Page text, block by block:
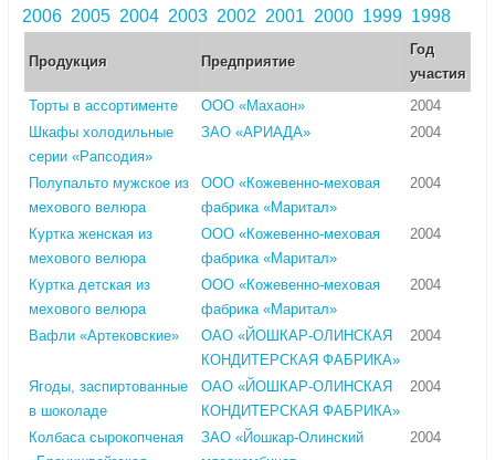
2006 2005 2004 2003 2002 2001 2000 1999 1998
Продукция Предприятие
Год
участия
Торты в ассортименте
ООО «Махаон»
2004
Шкафы холодильные
серии «Рапсодия»
ЗАО «АРИАДА» 2004
Полупальто мужское из
мехового велюра
ООО «Кожевенно-меховая
фабрика «Маритал»
2004
Куртка женская из
мехового велюра
ООО «Кожевенно-меховая
фабрика «Маритал»
2004
Куртка детская из
мехового велюра
ООО «Кожевенно-меховая
фабрика «Маритал»
2004
Вафли «Артековские»
ОАО «ЙОШКАР-ОЛИНСКАЯ
КОНДИТЕРСКАЯ ФАБРИКА»
2004
Ягоды, заспиртованные
в шоколаде
ОАО «ЙОШКАР-ОЛИНСКАЯ
КОНДИТЕРСКАЯ ФАБРИКА»
2004
Колбаса сырокопченая
ЗАО «Йошкар-Олинский
2004